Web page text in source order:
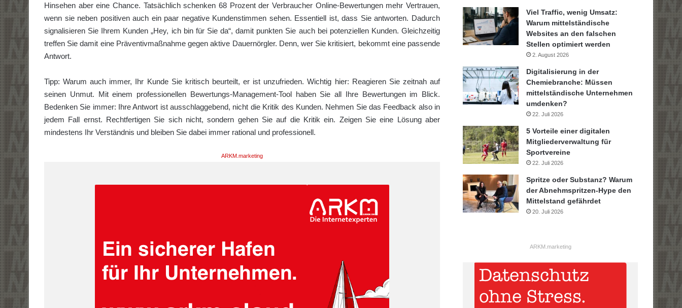
Hinsehen aber eine Chance. Tatsächlich schenken 68 Prozent der Verbraucher Online-Bewertungen mehr Vertrauen,
wenn sie neben positiven auch ein paar negative Kundenstimmen sehen. Essentiell ist, dass Sie antworten. Dadurch
signalisieren Sie Ihrem Kunden „Hey, ich bin für Sie da“, damit punkten Sie auch bei potenziellen Kunden. Gleichzeitig
treffen Sie damit eine Präventivmaßnahme gegen aktive Dauernörgler. Denn, wer Sie kritisiert, bekommt eine passende
Antwort.
Tipp: Warum auch immer, Ihr Kunde Sie kritisch beurteilt, er ist unzufrieden. Wichtig hier: Reagieren Sie zeitnah auf
seinen Unmut. Mit einem professionellen Bewertungs-Management-Tool haben Sie all Ihre Bewertungen im Blick.
Bedenken Sie immer: Ihre Antwort ist ausschlaggebend, nicht die Kritik des Kunden. Nehmen Sie das Feedback also in
jedem Fall ernst. Rechtfertigen Sie sich nicht, sondern gehen Sie auf die Kritik ein. Zeigen Sie eine Lösung aber
mindestens Ihr Verständnis und bleiben Sie dabei immer rational und professionell.
ARKM.marketing
Viel Traffic, wenig Umsatz:
Warum mittelständische
Websites an den falschen
Stellen optimiert werden
2. August 2026
Digitalisierung in der
Chemiebranche: Müssen
mittelständische Unternehmen
umdenken?
22. Juli 2026
5 Vorteile einer digitalen
Mitgliederverwaltung für
Sportvereine
22. Juli 2026
Spritze oder Substanz? Warum
der Abnehmspritzen-Hype den
Mittelstand gefährdet
20. Juli 2026
ARKM.marketing